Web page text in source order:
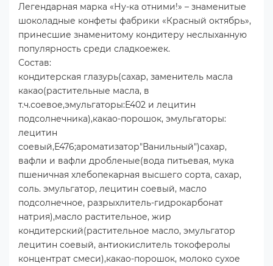
Легендарная марка «Ну-ка отними!» – знаменитые
шоколадные конфеты фабрики «Красный октябрь»,
принесшие знаменитому кондитеру неслыханную
популярность среди сладкоежек.
Состав:
кондитерская глазурь(сахар, заменитель масла
какао(растительные масла, в
т.ч.соевое,эмульгаторы:Е402 и лецитин
подсолнечника),какао-порошок, эмульгаторы:
лецитин
соевый,Е476;ароматизатор"Ванильный")сахар,
вафли и вафли дробленые(вода питьевая, мука
пшеничная хлебопекарная высшего сорта, сахар,
соль. эмульгатор, лецитин соевый, масло
подсолнечное, разрыхлитель-гидрокарбонат
натрия),масло растительное, жир
кондитерский(растительное масло, эмульгатор
лецитин соевый, антиокислитель токоферолы
концентрат смеси),какао-порошок, молоко сухое